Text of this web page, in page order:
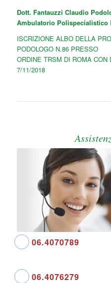
Dott. Fantauzzi Claudio
Ambulatorio Polispecialistico
ISCRIZIONE ALBO DELLA
PODOLOGO N.86 PRESSO
ORDINE TRSM DI ROMA CON
7/11/2018
06.4070789
06.4076279